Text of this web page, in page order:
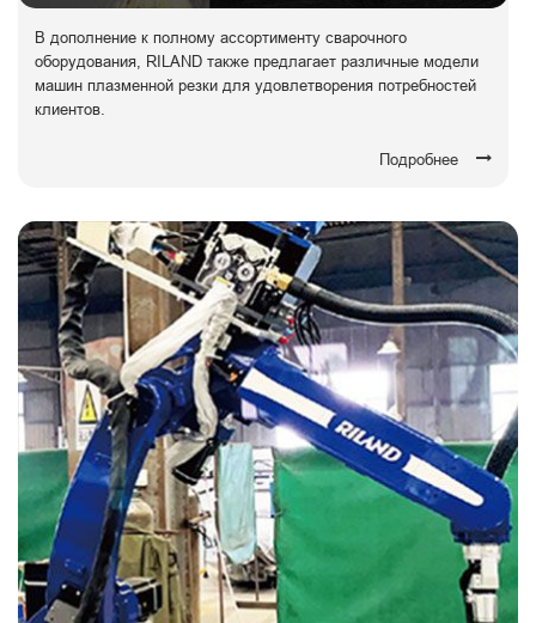
В дополнение к полному ассортименту сварочного
оборудования, RILAND также предлагает различные модели
машин плазменной резки для удовлетворения потребностей
клиентов.
Подробнее